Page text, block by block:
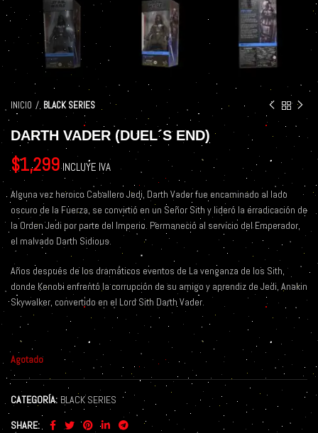
INICIO BLACK SERIES
DARTH VADER (DUEL´S END)
$1,299 INCLUYE IVA
Alguna vez heroico Caballero Jedi, Darth Vader fue encaminado al lado
oscuro de la Fuerza, se convirtió en un Señor Sith y lideró la erradicación de
la Orden Jedi por parte del Imperio. Permaneció al servicio del Emperador,
el malvado Darth Sidious.
Años después de los dramáticos eventos de La venganza de los Sith,
donde Kenobi enfrentó la corrupción de su amigo y aprendiz de Jedi, Anakin
Skywalker, convertido en el Lord Sith Darth Vader.
Agotado
CATEGORÍA: BLACK SERIES
SHARE